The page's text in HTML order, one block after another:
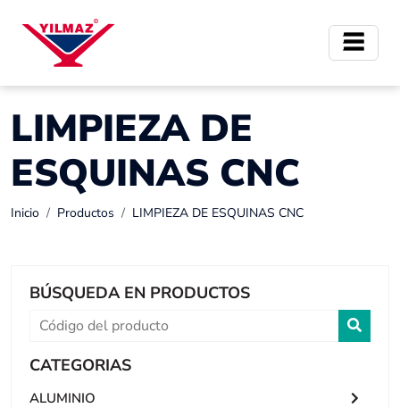
LIMPIEZA DE
ESQUINAS CNC
Inicio Productos LIMPIEZA DE ESQUINAS CNC
BÚSQUEDA EN PRODUCTOS
CATEGORIAS
ALUMINIO